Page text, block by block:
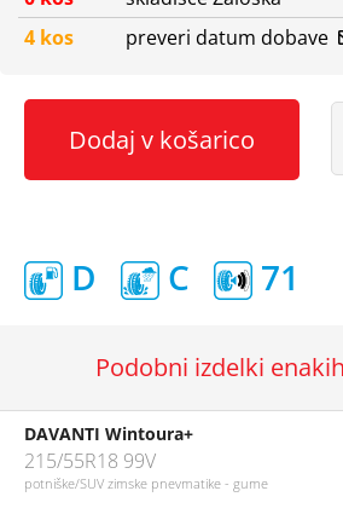
4 kos
preveri datum dobave
Dodaj v košarico
D C 71
Podobni izdelki
DAVANTI Wintoura+
215/55R18 99V
potniške/SUV zimske pnevmatike - gume